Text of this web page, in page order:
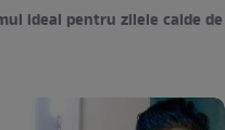
ideal pentru zilele calde de